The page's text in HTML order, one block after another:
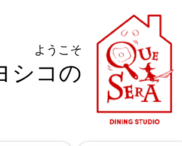
ようこそ
シコの